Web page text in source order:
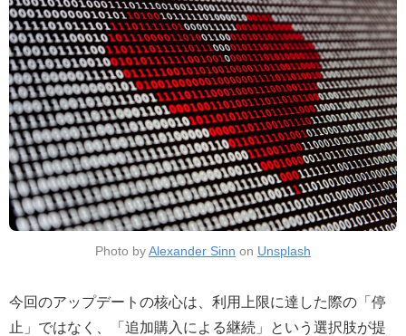
Photo byAlexander Sinn on Unsplash
今回のアップデートの核心は、利用上限に達した際の「停
止」ではなく、「追加購入による継続」という選択肢が提